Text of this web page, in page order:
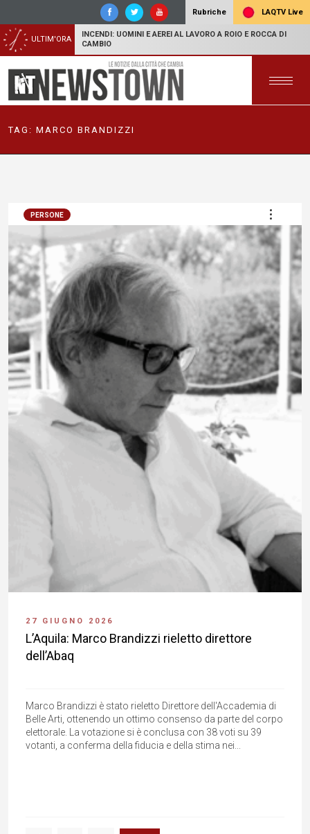
Rubriche LAQTV Live
ULTIM'ORA
INCENDI: UOMINI E AEREI AL LAVORO A ROIO E ROCCA DI
CAMBIO
TAG: MARCO BRANDIZZI
PERSONE
27 GIUGNO 2026
L’Aquila: Marco Brandizzi rieletto direttore
dell’Abaq
Marco Brandizzi è stato rieletto Direttore dell'Accademia di
Belle Arti, ottenendo un ottimo consenso da parte del corpo
elettorale. La votazione si è conclusa con 38 voti su 39
votanti, a conferma della fiducia e della stima nei...